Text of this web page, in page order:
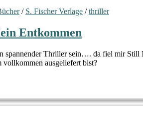
/ S. Fischer Verlage /thriller
Entkommen
spannender Thriller sein…. da fiel mir
vollkommen ausgeliefert bist?